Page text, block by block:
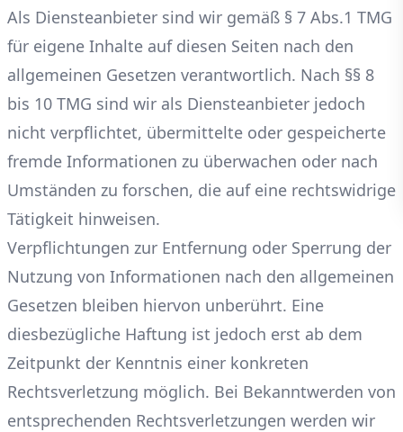
Als Diensteanbieter sind wir gemäß § 7 Abs.1 TMG
für eigene Inhalte auf diesen Seiten nach den
allgemeinen Gesetzen verantwortlich. Nach §§ 8
bis 10 TMG sind wir als Diensteanbieter jedoch
nicht verpflichtet, übermittelte oder gespeicherte
fremde Informationen zu überwachen oder nach
Umständen zu forschen, die auf eine rechtswidrige
Tätigkeit hinweisen.
Verpflichtungen zur Entfernung oder Sperrung der
Nutzung von Informationen nach den allgemeinen
Gesetzen bleiben hiervon unberührt. Eine
diesbezügliche Haftung ist jedoch erst ab dem
Zeitpunkt der Kenntnis einer konkreten
Rechtsverletzung möglich. Bei Bekanntwerden von
entsprechenden Rechtsverletzungen werden wir